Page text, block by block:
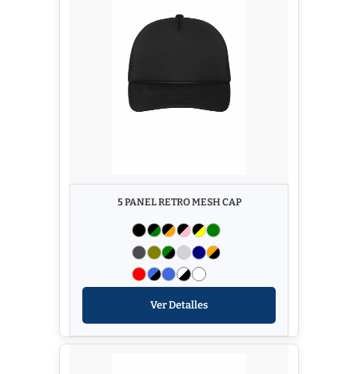
5 PANEL RETRO MESH CAP
Ver Detalles